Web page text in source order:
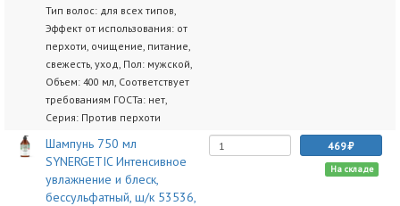
Тип волос: для всех типов,
Эффект от использования: от
перхоти, очищение, питание,
свежесть, уход, Пол: мужской,
Объем: 400 мл, Соответствует
требованиям ГОСТа: нет,
Серия: Против перхоти
Шампунь 750 мл
SYNERGETIC Интенсивное
увлажнение и блеск,
бессульфатный, ш/к 53536,
469
На складе